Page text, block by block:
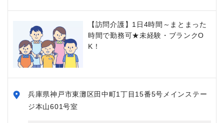
【訪問介護】1日4時間～まとまった
時間で勤務可★未経験・ブランクO
K！
兵庫県神戸市東灘区田中町1丁目15番5号メインステー
ジ本山601号室